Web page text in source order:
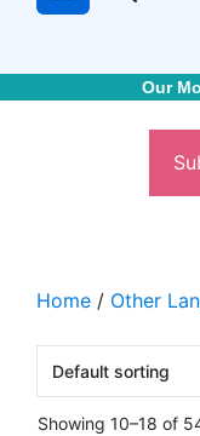
Our
Home / Other
Showing 10–18 of